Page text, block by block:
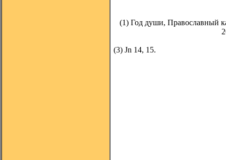
(1) Год души, Православный
(3) Jn 14, 15.